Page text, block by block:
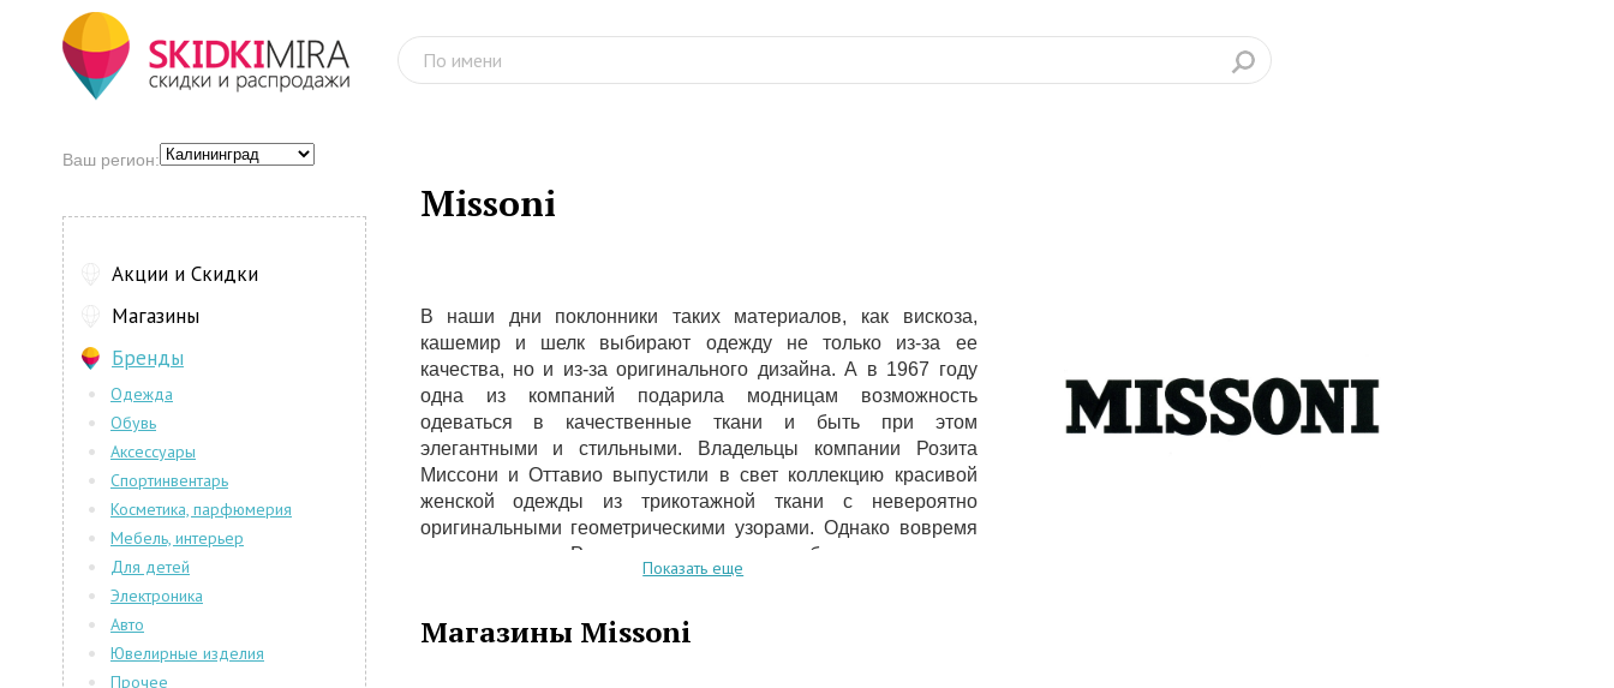
Missoni
В наши дни поклонники таких материалов, как вискоза,
кашемир и шелк выбирают одежду не только из-за ее
качества, но и из-за оригинального дизайна. А в 1967 году
одна из компаний подарила модницам возможность
одеваться в качественные ткани и быть при этом
элегантными и стильными. Владельцы компании Розита
Миссони и Оттавио выпустили в свет коллекцию красивой
женской одежды из трикотажной ткани с невероятно
оригинальными геометрическими узорами. Однако вовремя
самого показа Розита решила, что необходимое нижнее
белье вовсе не поддерживает форму платьев, а по сему
бюстгальтеров. Таким образом, из-за света в зале, платья
Показать еще
Магазины Missoni
Ваш регион:
Акции и Скидки
Магазины
Бренды
Одежда
Обувь
Аксессуары
Спортинвентарь
Косметика, парфюмерия
Мебель, интерьер
Для детей
Электроника
Авто
Ювелирные изделия
Прочее